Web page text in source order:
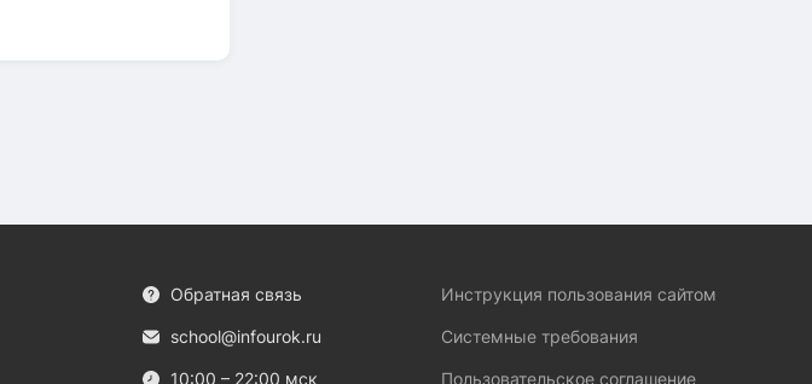
Обратная связь
school@infourok.ru
10:00 – 22:00 мск
Инструкция пользования сайтом
Системные требования
Пользовательское соглашение